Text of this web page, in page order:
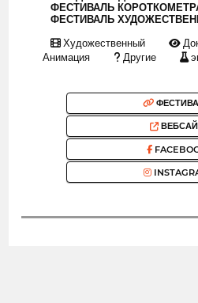
ФЕСТИВАЛЬ
ФЕСТИВАЛЬ
Художественный
Анимация
Другие